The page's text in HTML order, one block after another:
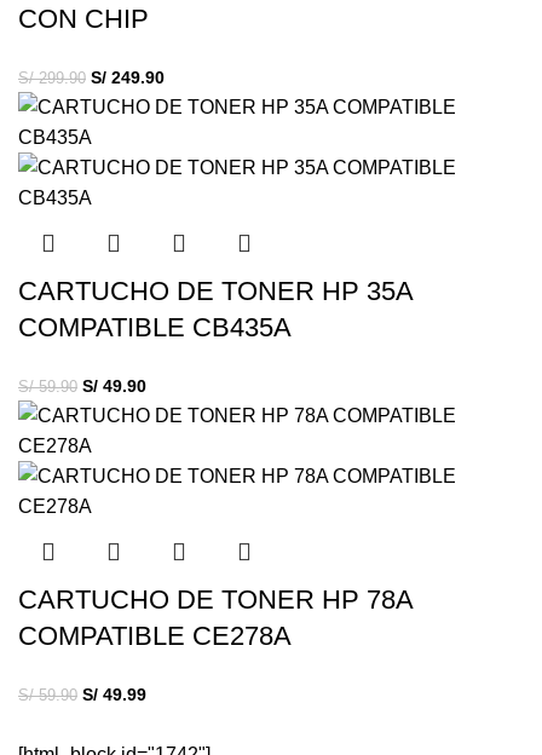
CON CHIP
S/299.90 S/ 249.90
CARTUCHO DE TONER HP 35A
COMPATIBLE CB435A
S/59.90 S/ 49.90
CARTUCHO DE TONER HP 78A
COMPATIBLE CE278A
S/59.90 S/ 49.99